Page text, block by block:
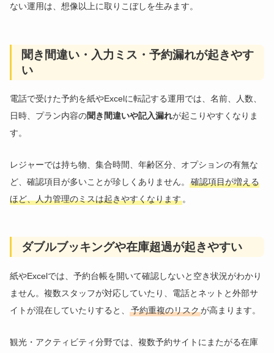
ない運用は、想像以上に取りこぼしを生みます。
聞き間違い・入力ミス・予約漏れが起きやす
い
電話で受けた予約を紙やExcelに転記する運用では、名前、人数、
日時、プラン内容の聞き間違いや記入漏れが起こりやすくなりま
す。
レジャーでは持ち物、集合時間、年齢区分、オプションの有無な
ど、確認項目が多いことが珍しくありません。確認項目が増える
ほど、人力管理のミスは起きやすくなります 。
ダブルブッキングや在庫超過が起きやすい
紙やExcelでは、予約台帳を開いて確認しないと空き状況がわかり
ません。複数スタッフが対応していたり、電話とネットと外部サ
イトが混在していたりすると、予約重複のリスクが高まります。
観光・アクティビティ分野では、複数予約サイトにまたがる在庫